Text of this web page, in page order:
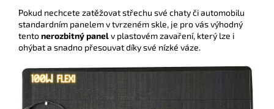
Pokud nechcete zatěžovat střechu své chaty či automobilu
standardním panelem v tvrzeném skle, je pro vás výhodný
tentonerozbitný panelv plastovém zavaření, který lze i
ohýbat a snadno přesouvat díky své nízké váze.